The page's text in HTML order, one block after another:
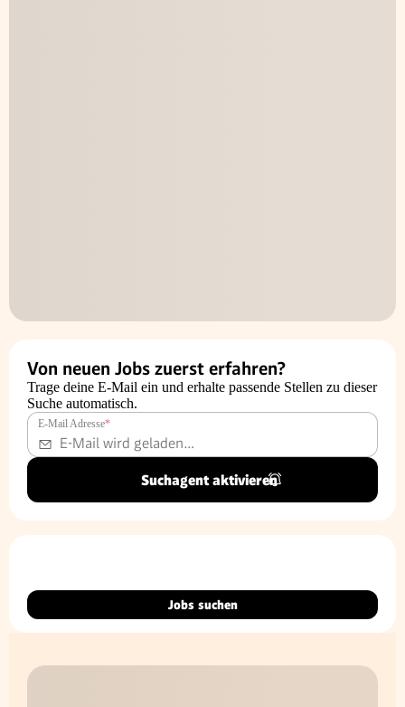
Von neuen Jobs zuerst erfahren?
Trage deine E-Mail ein und erhalte passende Stellen zu dieser
Suche automatisch.
E-Mail Adresse*
Suchagent aktivieren
Jobs suchen